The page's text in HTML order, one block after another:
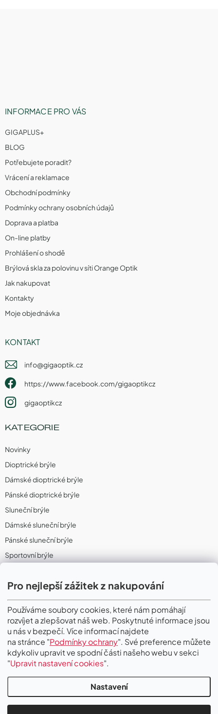
Pro nejlepší zážitek z nakupování
Používáme soubory cookies, které nám pomáhají
rozvíjet a zlepšovat náš web. Poskytnuté informace jsou
u nás v bezpečí. Více informací najdete
na stránce "Podmínky ochrany". Své preference můžete
kdykoliv upravit ve spodní části našeho webu v sekci
"Upravit nastavení cookies".
Nastavení
INFORMACE PRO VÁS
GIGAPLUS+
BLOG
Potřebujete poradit?
Vrácení a reklamace
Obchodní podmínky
Podmínky ochrany osobních údajů
Doprava a platba
On-line platby
Prohlášení o shodě
Brýlová skla za polovinu v síti Orange Optik
Jak nakupovat
Kontakty
Moje objednávka
KONTAKT
info@gigaoptik.cz
https://www.facebook.com/gigaoptikcz
gigaoptikcz
KATEGORIE
Novinky
Dioptrické brýle
Dámské dioptrické brýle
Pánské dioptrické brýle
Sluneční brýle
Dámské sluneční brýle
Pánské sluneční brýle
Sportovní brýle
Sportovní dioptrické brýle
II. Jakost
PŘIJÍMÁME ONLINE PLATBY
Copyright 2026Gigaoptik. Všechna práva vyhrazena.Upravit nastavení